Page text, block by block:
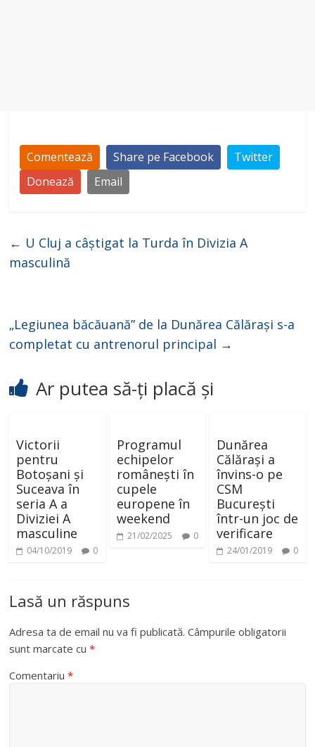
Comentează Share pe Facebook
Twitter
Donează
Email
← U Cluj a câștigat la Turda în Divizia A
masculină
„Legiunea băcăuană” de la Dunărea Călărași s-a
completat cu antrenorul principal →
Ar putea să-ți placă și
Victorii
pentru
Botoșani și
Suceava în
seria A a
Diviziei A
masculine
04/10/2019 0
Programul
echipelor
românești în
cupele
europene în
weekend
21/02/2025 0
Dunărea
Călărași a
învins-o pe
CSM
București
într-un joc de
verificare
24/01/2019 0
Lasă un răspuns
Adresa ta de email nu va fi publicată. Câmpurile obligatorii
sunt marcate cu*
Comentariu*